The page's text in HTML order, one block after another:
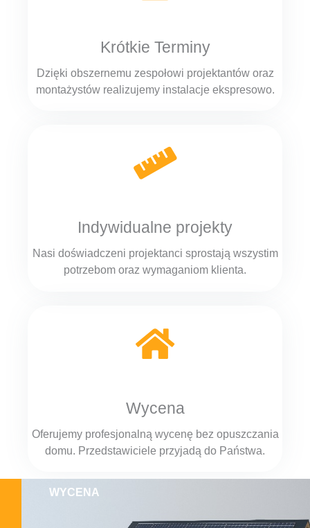
Krótkie Terminy
Dzięki obszernemu zespołowi projektantów oraz
montażystów realizujemy instalacje ekspresowo.
Indywidualne projekty
Nasi doświadczeni projektanci sprostają wszystim
potrzebom oraz wymaganiom klienta.
Wycena
Oferujemy profesjonalną wycenę bez opuszczania
domu. Przedstawiciele przyjadą do Państwa.
WYCENA